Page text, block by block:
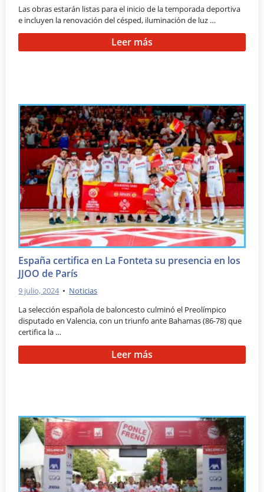
Las obras estarán listas para el inicio de la temporada deportiva
e incluyen la renovación del césped, iluminación de luz …
Leer más
España certifica en La Fonteta su presencia en los
JJOO de París
9 julio, 2024 • Noticias
La selección española de baloncesto culminó el Preolímpico
disputado en Valencia, con un triunfo ante Bahamas (86-78) que
certifica la …
Leer más